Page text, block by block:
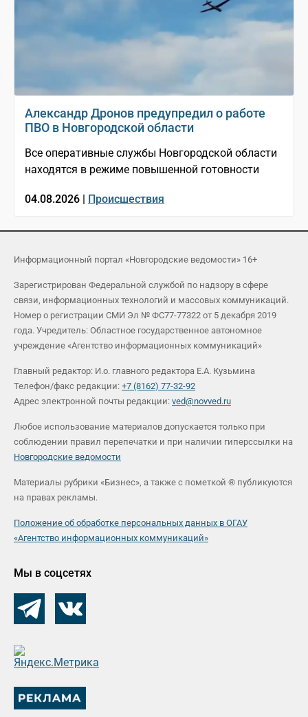
Александр Дронов предупредил о работе
ПВО в Новгородской области
Все оперативные службы Новгородской области
находятся в режиме повышенной готовности
04.08.2026 | Происшествия
Информационный портал «Новгородские ведомости» 16+
Зарегистрирован Федеральной службой по надзору в сфере
связи, информационных технологий и массовых коммуникаций.
Номер о регистрации СМИ Эл № ФС77-77322 от 5 декабря 2019
года. Учредитель: Областное государственное автономное
учреждение «Агентство информационных коммуникаций»
Главный редактор: И.о. главного редактора Е.А. Кузьмина
Телефон/факс редакции: +7 (8162) 77-32-92
Адрес электронной почты редакции: ved@novved.ru
Любое использование материалов допускается только при
соблюдении правил перепечатки и при наличии гиперссылки на
Новгородские ведомости
Материалы рубрики «Бизнес», а также с пометкой ® публикуются
на правах рекламы.
Положение об обработке персональных данных в ОГАУ
«Агентство информационных коммуникаций»
Мы в соцсетях